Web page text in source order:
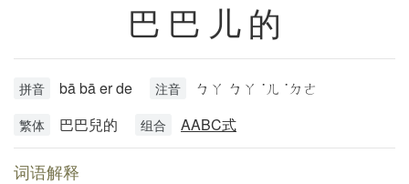
巴巴儿的
拼音 bā bā er de 注音 ㄅㄚ ㄅㄚ ˙ㄦ ˙ㄉㄜ
繁体 巴巴兒的 组合 AABC式
词语解释